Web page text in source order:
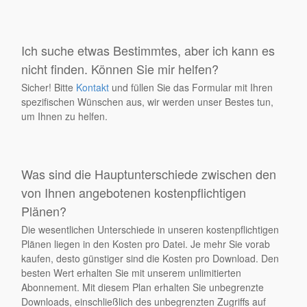
Ich suche etwas Bestimmtes, aber ich kann es
nicht finden. Können Sie mir helfen?
Sicher! Bitte Kontakt und füllen Sie das Formular mit Ihren
spezifischen Wünschen aus, wir werden unser Bestes tun,
um Ihnen zu helfen.
Was sind die Hauptunterschiede zwischen den
von Ihnen angebotenen kostenpflichtigen
Plänen?
Die wesentlichen Unterschiede in unseren kostenpflichtigen
Plänen liegen in den Kosten pro Datei. Je mehr Sie vorab
kaufen, desto günstiger sind die Kosten pro Download. Den
besten Wert erhalten Sie mit unserem unlimitierten
Abonnement. Mit diesem Plan erhalten Sie unbegrenzte
Downloads, einschließlich des unbegrenzten Zugriffs auf